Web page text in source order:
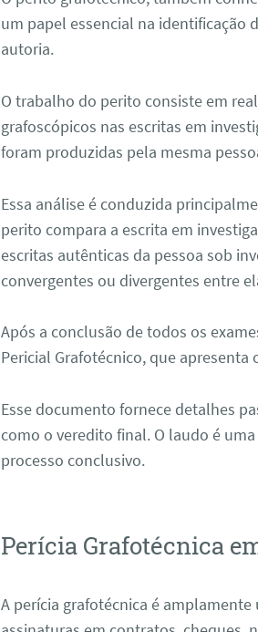
um papel essencial na identificação
autoria.
O trabalho do perito consiste em
grafoscópicos nas escritas em
foram produzidas pela mesma
Essa análise é conduzida
perito compara a escrita em
escritas autênticas da pessoa sob
convergentes ou divergentes entre
Após a conclusão de todos os
Pericial Grafotécnico, que apresenta
Esse documento fornece detalhes
como o veredito final. O laudo é
processo conclusivo.
Perícia Grafotécnica
A perícia grafotécnica é